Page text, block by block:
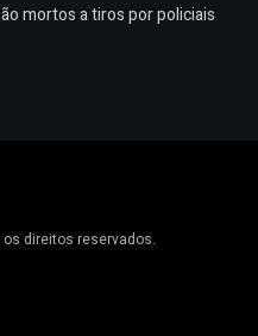
mortos a tiros por policiais
os direitos reservados.